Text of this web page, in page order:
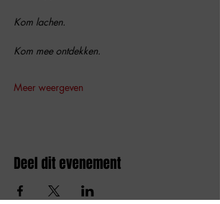
Kom lachen.
Kom mee ontdekken.
Meer weergeven
Deel dit evenement